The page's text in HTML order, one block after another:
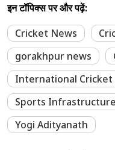
इन टॉपिक्स पर और पढ़ें:
Cricket News
gorakhpur news
International Cricket
Sports Infrastructure
Yogi Adityanath